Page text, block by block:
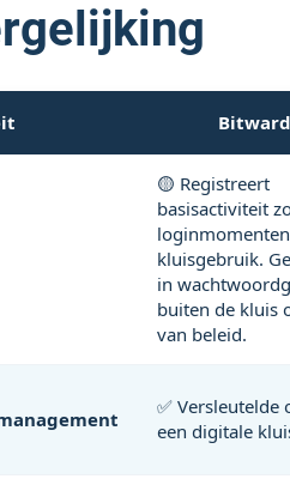
🟡 Registreert
basisactiviteit
kluisgebruik.
in
buiten de kluis
van beleid.
✅ Versleutelde
een digitale